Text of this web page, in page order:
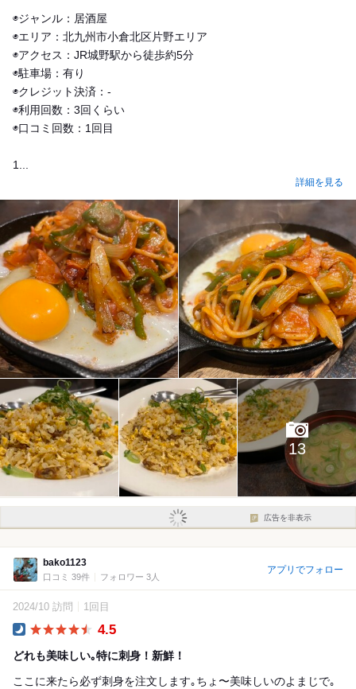
◉ジャンル：居酒屋
◉エリア：北九州市小倉北区片野エリア
◉アクセス：JR城野駅から徒歩約5分
◉駐車場：有り
◉クレジット決済：-
◉利用回数：3回くらい
◉口コミ回数：1回目
1...
詳細を見る
13
広告を非表示
bako1123
口コミ 39件 フォロワー 3人
アプリでフォロー
2024/10 訪問 1回目
4.5
どれも美味しい｡特に刺身！新鮮！
ここに来たら必ず刺身を注文します｡ちょ〜美味しいのよまじで｡